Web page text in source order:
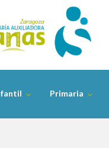
Primaria